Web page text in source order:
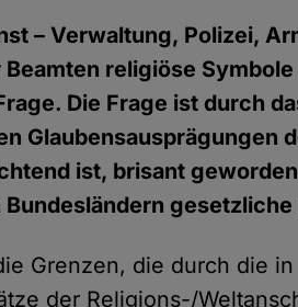
– Verwaltung, Polizei,
religiöse
Die Frage ist durch
Glaubensausprägungen
ist, brisant
gesetzliche
Grenzen, die durch die
der Religions-/